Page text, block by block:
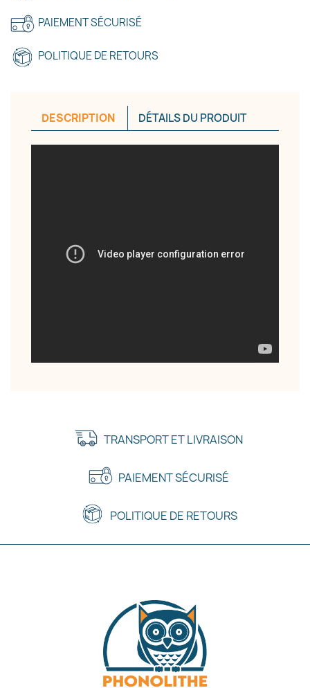
PAIEMENT SÉCURISÉ
POLITIQUE DE RETOURS
DESCRIPTION DÉTAILS DU PRODUIT
TRANSPORT ET LIVRAISON
PAIEMENT SÉCURISÉ
POLITIQUE DE RETOURS